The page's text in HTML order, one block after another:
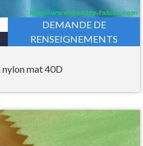
DEMANDE DE
RENSEIGNEMENTS
nylon mat 40D